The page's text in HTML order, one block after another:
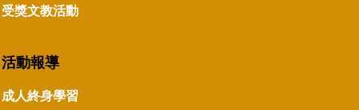
受獎文教活動
活動報導
成人終身學習